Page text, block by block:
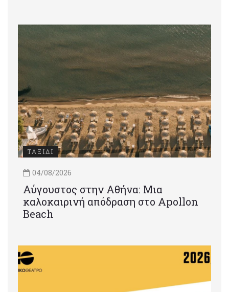
ΤΑΞΙΔΙ
04/08/2026
Αύγουστος στην Αθήνα: Μια
καλοκαιρινή απόδραση στο Apollon
Beach